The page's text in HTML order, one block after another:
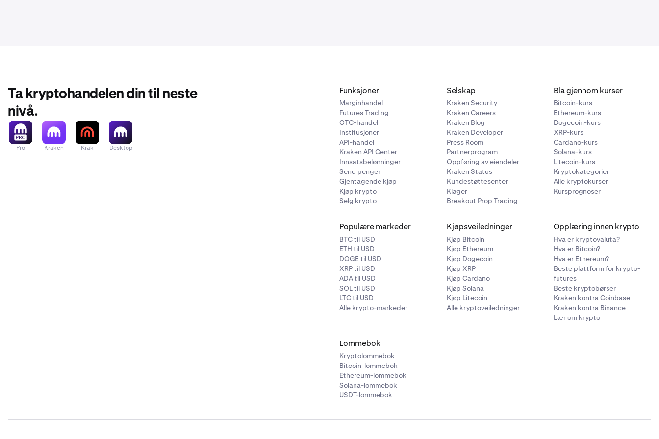
Ta kryptohandelen din til neste
nivå.
Pro Kraken Krak Desktop
Funksjoner
Marginhandel
Futures Trading
OTC-handel
Institusjoner
API-handel
Kraken API Center
Innsatsbelønninger
Send penger
Gjentagende kjøp
Kjøp krypto
Selg krypto
Selskap
Kraken Security
Kraken Careers
Kraken Blog
Kraken Developer
Press Room
Partnerprogram
Oppføring av eiendeler
Kraken Status
Kundestøttesenter
Klager
Breakout Prop Trading
Bla gjennom kurser
Bitcoin-kurs
Ethereum-kurs
Dogecoin-kurs
XRP-kurs
Cardano-kurs
Solana-kurs
Litecoin-kurs
Kryptokategorier
Alle kryptokurser
Kursprognoser
Populære markeder
BTC til USD
ETH til USD
DOGE til USD
XRP til USD
ADA til USD
SOL til USD
LTC til USD
Alle krypto-markeder
Kjøpsveiledninger
Kjøp Bitcoin
Kjøp Ethereum
Kjøp Dogecoin
Kjøp XRP
Kjøp Cardano
Kjøp Solana
Kjøp Litecoin
Alle kryptoveiledninger
Opplæring innen krypto
Hva er kryptovaluta?
Hva er Bitcoin?
Hva er Ethereum?
Beste plattform for krypto-
futures
Beste kryptobørser
Kraken kontra Coinbase
Kraken kontra Binance
Lær om krypto
Lommebok
Kryptolommebok
Bitcoin-lommebok
Ethereum-lommebok
Solana-lommebok
USDT-lommebok